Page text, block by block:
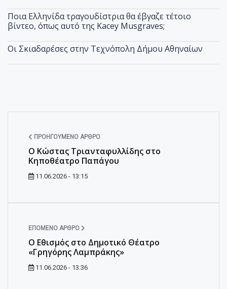
Ποια Ελληνίδα τραγουδίστρια θα έβγαζε τέτοιο
βίντεο, όπως αυτό της Kacey Musgraves;
Οι Σκιαδαρέσες στην Τεχνόπολη Δήμου Αθηναίων
ΠΡΟΗΓΟΎΜΕΝΟ ΆΡΘΡΟ
Ο Κώστας Τριανταφυλλίδης στο
Κηποθέατρο Παπάγου
11.06.2026 - 13:15
ΕΠΌΜΕΝΟ ΆΡΘΡΟ
Ο Εθισμός στο Δημοτικό Θέατρο
«Γρηγόρης Λαμπράκης»
11.06.2026 - 13:36